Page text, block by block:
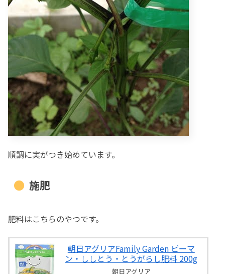
順調に実がつき始めています。
施肥
肥料はこちらのやつです。
朝日アグリアFamily Garden ピーマ
ン・ししとう・とうがらし肥料 200g
朝日アグリア